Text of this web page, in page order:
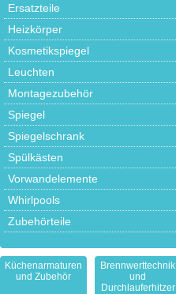
Ersatzteile
Heizkörper
Kosmetikspiegel
Leuchten
Montagezubehör
Spiegel
Spiegelschrank
Spülkästen
Vorwandelemente
Whirlpools
Zubehörteile
Küchenarmaturen
und Zubehör
Brennwerttechnik
und
Durchlauferhitzer